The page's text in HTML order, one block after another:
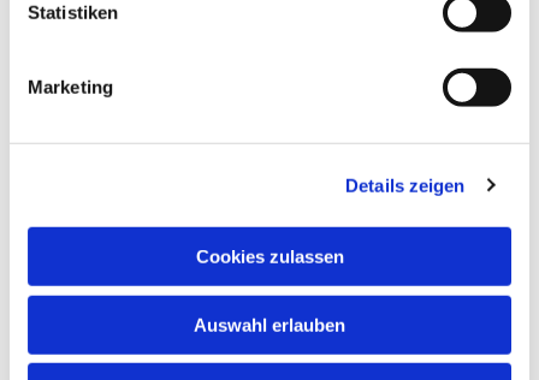
Statistiken
Marketing
Details zeigen
Cookies zulassen
Auswahl erlauben
Daniela Kransmann